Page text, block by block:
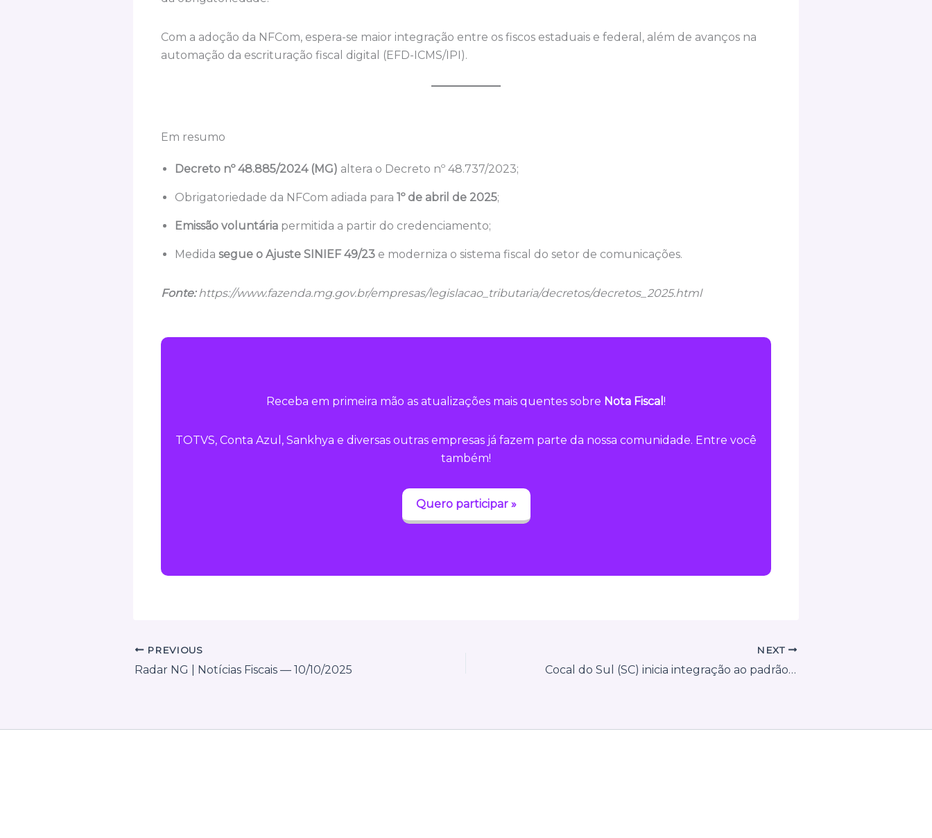
Com a adoção da NFCom, espera-se maior integração entre os fiscos estaduais e federal, além de avanços na
automação da escrituração fiscal digital (EFD-ICMS/IPI).
Em resumo
Decreto nº 48.885/2024 (MG) altera o Decreto nº 48.737/2023;
Obrigatoriedade da NFCom adiada para 1º de abril de 2025;
Emissão voluntária permitida a partir do credenciamento;
Medida segue o Ajuste SINIEF 49/23 e moderniza o sistema fiscal do setor de comunicações.
Fonte:https://www.fazenda.mg.gov.br/empresas/legislacao_tributaria/decretos/decretos_2025.html
Receba em primeira mão as atualizações mais quentes sobre Nota Fiscal !
TOTVS, Conta Azul, Sankhya e diversas outras empresas já fazem parte da nossa comunidade. Entre você
também!
Quero participar »
PREVIOUS
Radar NG | Notícias Fiscais — 10/10/2025
NEXT
Cocal do Sul (SC) inicia integração ao padrão nacional da Nota Fiscal de Serviço Eletrônica